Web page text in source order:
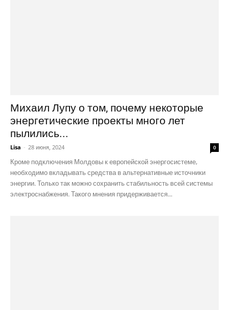
Михаил Лупу о том, почему некоторые
энергетические проекты много лет
пылились...
Lisa - 28 июня, 2024 0
Кроме подключения Молдовы к европейской энергосистеме,
необходимо вкладывать средства в альтернативные источники
энергии. Только так можно сохранить стабильность всей системы
электроснабжения. Такого мнения придерживается...